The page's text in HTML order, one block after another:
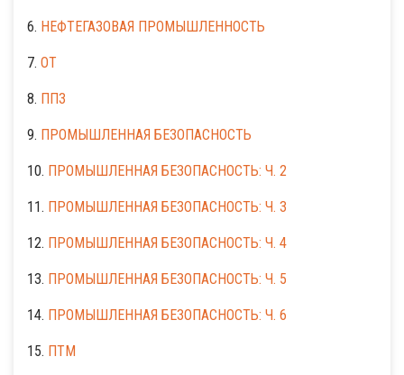
6. НЕФТЕГАЗОВАЯ ПРОМЫШЛЕННОСТЬ
7. ОТ
8. ППЗ
9. ПРОМЫШЛЕННАЯ БЕЗОПАСНОСТЬ
10. ПРОМЫШЛЕННАЯ БЕЗОПАСНОСТЬ: Ч. 2
11. ПРОМЫШЛЕННАЯ БЕЗОПАСНОСТЬ: Ч. 3
12. ПРОМЫШЛЕННАЯ БЕЗОПАСНОСТЬ: Ч. 4
13. ПРОМЫШЛЕННАЯ БЕЗОПАСНОСТЬ: Ч. 5
14. ПРОМЫШЛЕННАЯ БЕЗОПАСНОСТЬ: Ч. 6
15. ПТМ